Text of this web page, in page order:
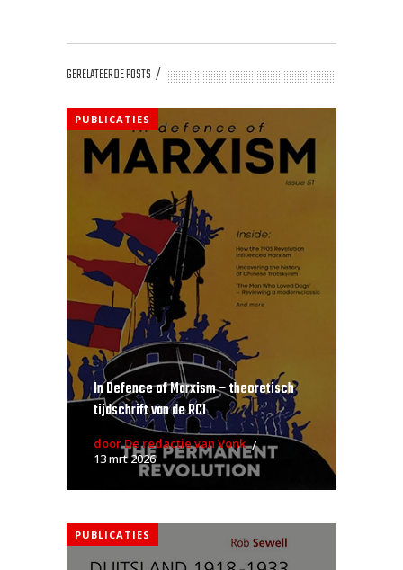
GERELATEERDE POSTS
PUBLICATIES
In Defence of Marxism – theoretisch
tijdschrift van de RCI
door De redactie van Vonk
13 mrt 2026
PUBLICATIES